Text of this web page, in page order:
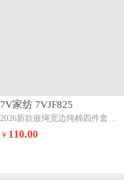
7V家纺 7VJF825
2026新款嵌绳宽边纯棉四件套13376全棉小清新喷气宽幅长绒棉被套床单床笠套件静香
￥ 110.00